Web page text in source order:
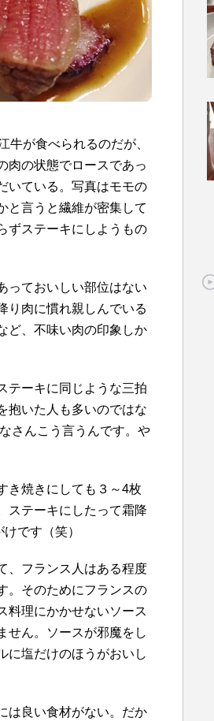
牛が食べられるのだが、
肉の状態でロースであっ
いている。写真はモモの
と言うと繊維が密集して
ずステーキにしようもの
っておいしい部位はない
り肉に慣れ親しんでいる
ど、不味い肉の印象しか
テーキに同じような三拍
抱いた人も多いのではな
さんこう言うんです。や
き焼きにしても３～4枚
ステーキにしたって霜降
です（笑）
、フランス人はある程度
。そのためにフランスの
料理にかかせないソース
せん。ソースが邪魔をし
に塩だけのほうがおいし
は良い食材がない。だか